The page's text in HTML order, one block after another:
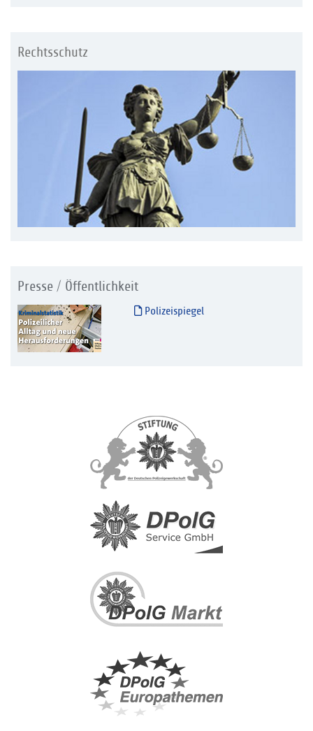
Rechtsschutz
Presse / Öffentlichkeit
Polizeispiegel